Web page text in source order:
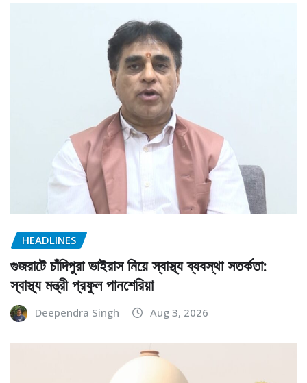
HEADLINES
গুজরাটে চাঁদিপুরা ভাইরাস নিয়ে স্বাস্থ্য ব্যবস্থা সতর্কতা:
স্বাস্থ্য মন্ত্রী প্রফুল পানশেরিয়া
Deependra Singh Aug 3, 2026